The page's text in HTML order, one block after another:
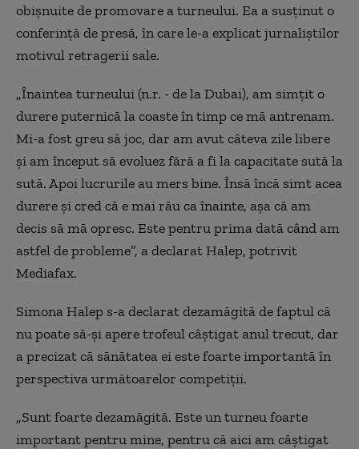
obişnuite de promovare a turneului. Ea a susţinut o
conferinţă de presă, în care le-a explicat jurnaliştilor
motivul retragerii sale.
„Înaintea turneului (n.r. - de la Dubai), am simţit o
durere puternică la coaste în timp ce mă antrenam.
Mi-a fost greu să joc, dar am avut câteva zile libere
şi am început să evoluez fără a fi la capacitate sută la
sută. Apoi lucrurile au mers bine. Însă încă simt acea
durere şi cred că e mai rău ca înainte, aşa că am
decis să mă opresc. Este pentru prima dată când am
astfel de probleme”, a declarat Halep, potrivit
Mediafax.
Simona Halep s-a declarat dezamăgită de faptul că
nu poate să-şi apere trofeul câştigat anul trecut, dar
a precizat că sănătatea ei este foarte importantă în
perspectiva următoarelor competiţii.
„Sunt foarte dezamăgită. Este un turneu foarte
important pentru mine, pentru că aici am câştigat